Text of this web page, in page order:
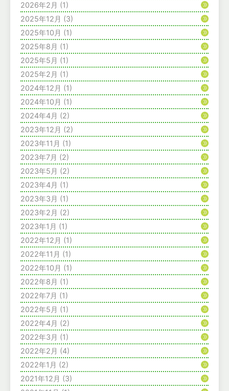
2026年2月 (1)
2025年12月 (3)
2025年10月 (1)
2025年8月 (1)
2025年5月 (1)
2025年2月 (1)
2024年12月 (1)
2024年10月 (1)
2024年4月 (2)
2023年12月 (2)
2023年11月 (1)
2023年7月 (2)
2023年5月 (2)
2023年4月 (1)
2023年3月 (1)
2023年2月 (2)
2023年1月 (1)
2022年12月 (1)
2022年11月 (1)
2022年10月 (1)
2022年8月 (1)
2022年7月 (1)
2022年5月 (1)
2022年4月 (2)
2022年3月 (1)
2022年2月 (4)
2022年1月 (2)
2021年12月 (3)